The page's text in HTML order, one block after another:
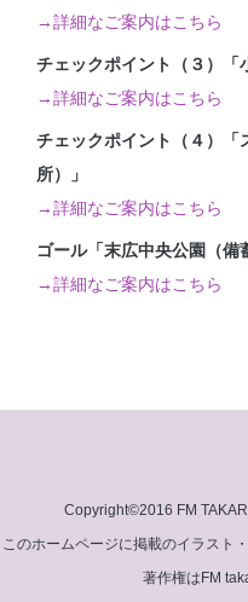
→詳細なご案内はこちら
チェックポイント（３）「
→詳細なご案内はこちら
チェックポイント（４）「
所）」
→詳細なご案内はこちら
ゴール「末広中央公園（備
→詳細なご案内はこちら
Copyright©2016 FM
このホームページに掲載のイラスト
著作権はFM